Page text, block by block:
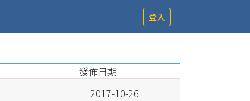
登入
發佈日期
2017-10-26